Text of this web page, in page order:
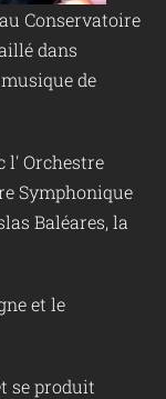
Conservatoire
dans
de
l' Orchestre
Symphonique
Baléares, la
et le
se produit